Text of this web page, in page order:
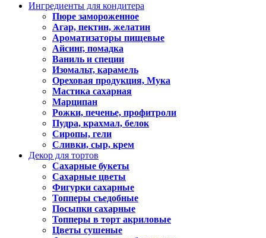
Ингредиенты для кондитера
Пюре замороженное
Агар, пектин, желатин
Ароматизаторы пищевые
Айсинг, помадка
Ваниль и специи
Изомальт, карамель
Ореховая продукция, Мука
Мастика сахарная
Марципан
Рожки, печенье, профитроли
Пудра, крахмал, белок
Сиропы, гели
Сливки, сыр, крем
Декор для тортов
Сахарные букеты
Сахарные цветы
Фигурки сахарные
Топперы съедобные
Посыпки сахарные
Топперы в торт акриловые
Цветы сушеные